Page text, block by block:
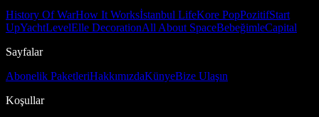
History Of WarHow It Worksİstanbul LifeKore PopPozitifStart
UpYachtLevelElle DecorationAll About SpaceBebeğimleCapital
Sayfalar
Abonelik PaketleriHakkımızdaKünyeBize Ulaşın
Koşullar